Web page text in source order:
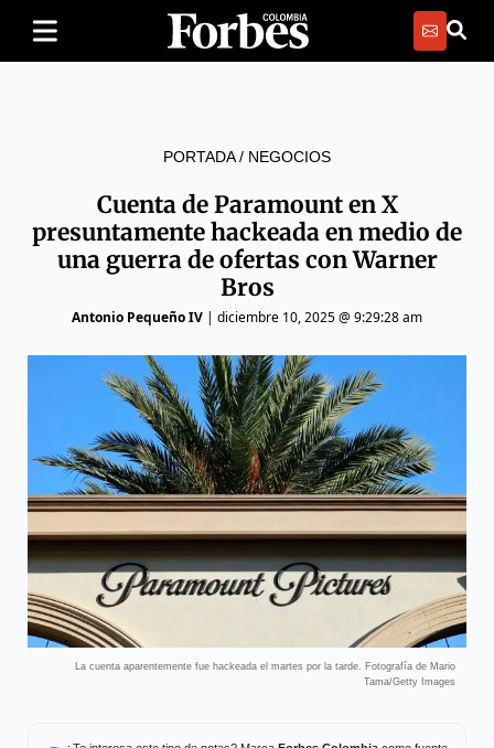
PORTADA/ NEGOCIOS
Cuenta de Paramount en X
presuntamente hackeada en medio de
una guerra de ofertas con Warner
Bros
Antonio Pequeño IV | diciembre 10, 2025 @ 9:29:28 am
La cuenta aparentemente fue hackeada el martes por la tarde. Fotografía de Mario
Tama/Getty Images